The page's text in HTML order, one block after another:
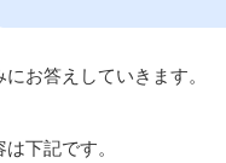
お答えしていきます。
下記です。